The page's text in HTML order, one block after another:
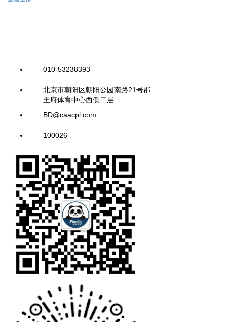
010-53238393
北京市朝阳区朝阳公园南路21号郡
王府体育中心西侧二层
BD@caacpl.com
100026